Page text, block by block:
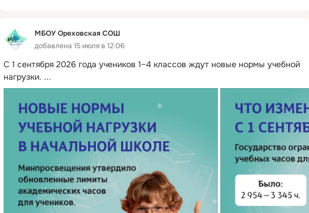
МБОУ Ореховская СОШ
добавлена 15 июля в 12:06
С 1 сентября 2026 года учеников 1–4 классов ждут новые нормы учебной
нагрузки. ...